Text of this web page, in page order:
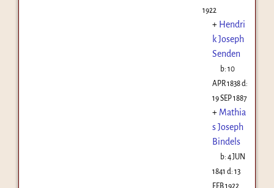
1922
+ Hendri
k Joseph
Senden
b:10
APR 1838d:
19 SEP 1887
+ Mathia
s Joseph
Bindels
b:4 JUN
1841 d: 13
FEB 1922